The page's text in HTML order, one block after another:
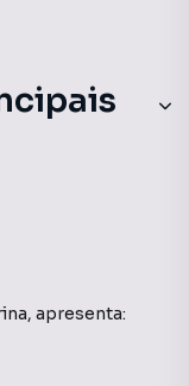
apresenta: